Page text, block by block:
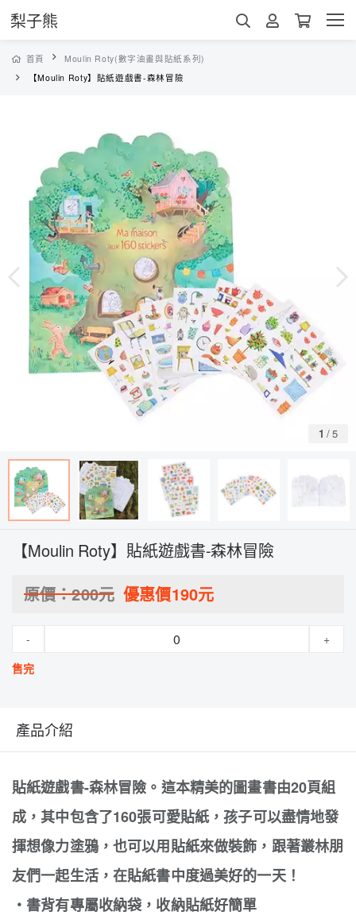
梨子熊
首頁
Moulin Roty(數字油畫與貼紙系列)
【Moulin Roty】貼紙遊戲書-森林冒險
1 /5
【Moulin Roty】貼紙遊戲書-森林冒險
原價：200元 優惠價190元
-
+
售完
產品介紹
貼紙遊戲書-森林冒險。這本精美的圖畫書由20頁組
成，其中包含了160張可愛貼紙，孩子可以盡情地發
揮想像力塗鴉，也可以用貼紙來做裝飾，跟著叢林朋
友們一起生活，在貼紙書中度過美好的一天！
‧書背有專屬收納袋，收納貼紙好簡單